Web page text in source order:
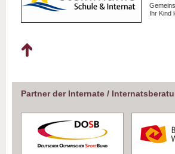
Ihr Kind
Partner der Internate /